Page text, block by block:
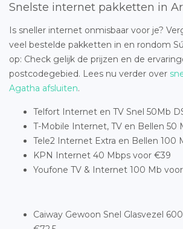
Snelste internet pakketten in
Is sneller internet onmisbaar voor je?
veel bestelde pakketten in en rondom
op: Check gelijk de prijzen en de
postcodegebied. Lees nu verder over
Agatha afsluiten.
Telfort Internet en TV Snel 50Mb
T-Mobile Internet, TV en Bellen 50
Tele2 Internet Extra en Bellen 100
KPN Internet 40 Mbps voor €39
Youfone TV & Internet 100 Mb
Caiway Gewoon Snel Glasvezel